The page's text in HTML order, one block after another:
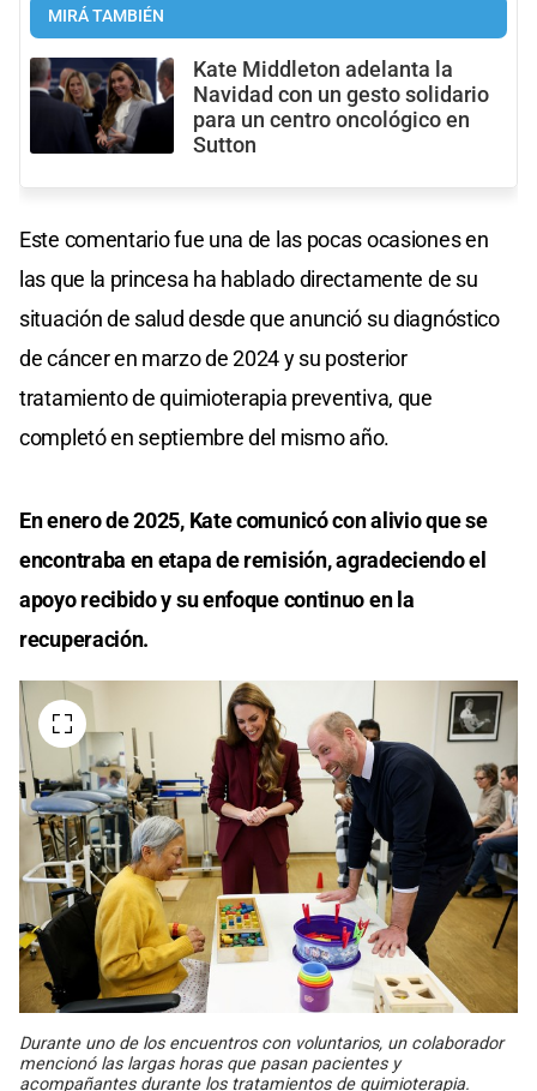
MIRÁ TAMBIÉN
Kate Middleton adelanta la
Navidad con un gesto solidario
para un centro oncológico en
Sutton
Este comentario fue una de las pocas ocasiones en
las que la princesa ha hablado directamente de su
situación de salud desde que anunció su diagnóstico
de cáncer en marzo de 2024 y su posterior
tratamiento de quimioterapia preventiva, que
completó en septiembre del mismo año.
En enero de 2025, Kate comunicó con alivio que se
encontraba en etapa de remisión, agradeciendo el
apoyo recibido y su enfoque continuo en la
recuperación.
Durante uno de los encuentros con voluntarios, un colaborador
mencionó las largas horas que pasan pacientes y
acompañantes durante los tratamientos de quimioterapia.